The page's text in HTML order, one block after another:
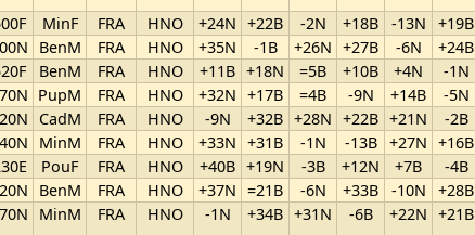
MinF FRA HNO +24N +22B -2N +18B -13N +19B
BenM FRA HNO +35N -1B +26N +27B -6N +24B
BenM FRA HNO +11B +18N =5B +10B +4N -1N
PupM FRA HNO +32N +17B =4B -9N +14B -5N
CadM FRA HNO -9N +32B +28N +22B +21N -2B
MinM FRA HNO +33N +31B -1N -13B +27N +16B
PouF FRA HNO +40B +19N -3B +12N +7B -4B
BenM FRA HNO +37N =21B -6N +33B -10N +28B
MinM FRA HNO -1N +34B +31N -6B +22N +21B